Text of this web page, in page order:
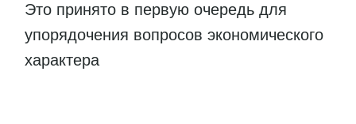
Это принято в первую очередь для
упорядочения вопросов экономического
характера